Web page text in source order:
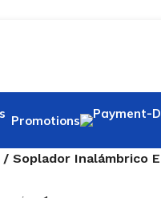
Promotions
Soplador Inalámbrico